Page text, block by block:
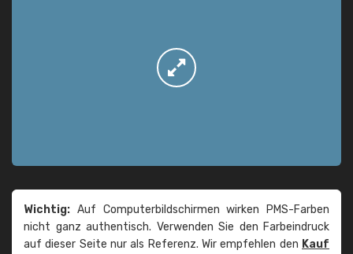
Wichtig: Auf Computerbildschirmen wirken PMS-Farben
nicht ganz authentisch. Verwenden Sie den Farbeindruck
auf dieser Seite nur als Referenz. Wir empfehlen den Kauf